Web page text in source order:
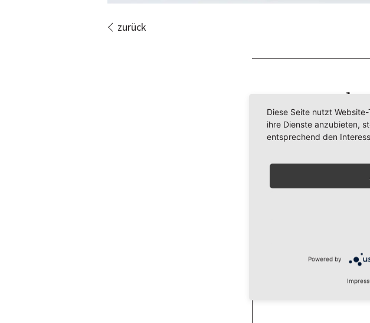
zurück
Bitte lassen Sie uns kurz
wir
Diese Seite nutzt
ihre Dienste anzubieten,
entsprechend den
Powered by